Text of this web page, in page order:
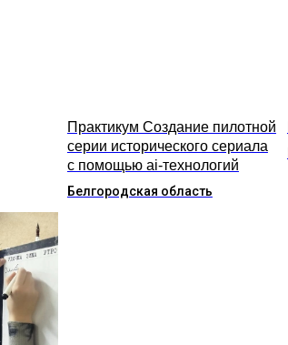
Практикум Создание пилотной
серии исторического сериала
с помощью ai-технологий
Белгородская область